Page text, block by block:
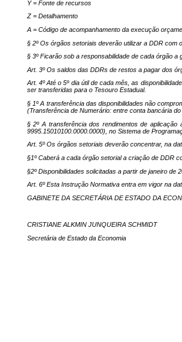
Y = Fonte de recursos
Z = Detalhamento
A = Código de acompanhamento da execução
§ 2º Os órgãos setoriais deverão utilizar a DDR com
§ 3º Ficarão sob a responsabilidade de cada órgão
Art. 3º Os saldos das DDRs de restos a pagar dos
Art. 4º Até o 5º dia útil de cada mês, as
ser transferidas para o Tesouro Estadual.
§ 1º A transferência das disponibilidades não
(Transferência de Numerário: entre conta bancária
§ 2º A transferência dos rendimentos de
9995.15010100.0000.0000), no Sistema de
Art. 5º Os órgãos setoriais deverão concentrar, na
§1º Caberá a cada órgão setorial a criação de DDR
§2º Disponibilidades solicitadas a partir de janeiro de
Art. 6º Esta Instrução Normativa entra em vigor na
GABINETE DA SECRETÁRIA DE ESTADO DA
CRISTIANE ALKMIN JUNQUEIRA SCHMIDT
Secretária de Estado da Economia